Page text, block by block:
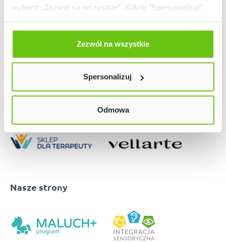
wybierz „Zezwól na wszystkie”. Kliknij "Spersonalizuj",
Odmów zgody poprzez przycisk „Odmowa”. Wtedy
użyjemy tylko plików niezbędnych dla naszej strony.
Twój wybór możesz zmienić przez kliknięcie przycisku w
Polityce prywatności
Zezwól na wszystkie
Spersonalizuj
Odmowa
Nasze strony